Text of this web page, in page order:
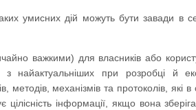
умисних дій можуть бути завади в
важкими) для власників або
найактуальніших при розробці й
механізмів та протоколів, які в
інформації, якщо вона